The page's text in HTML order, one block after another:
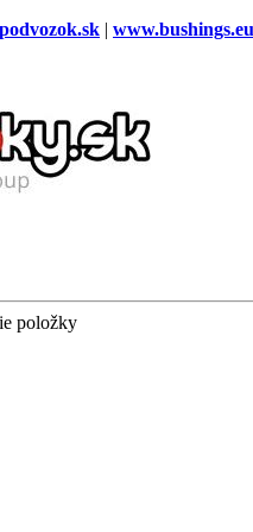
| www.bushings.eu
položky